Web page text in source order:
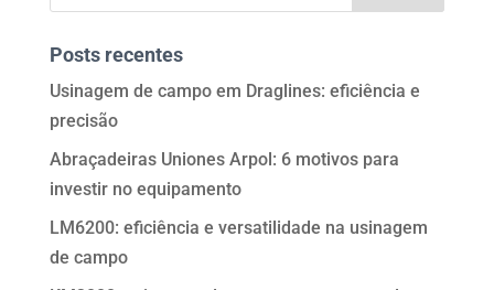
Posts recentes
Usinagem de campo em Draglines: eficiência e
precisão
Abraçadeiras Uniones Arpol: 6 motivos para
investir no equipamento
LM6200: eficiência e versatilidade na usinagem
de campo